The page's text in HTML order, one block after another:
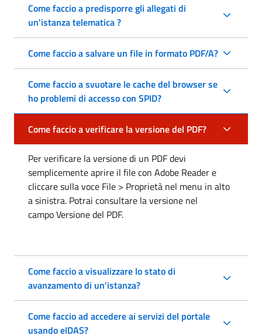
Come faccio a predisporre gli allegati di
un'istanza telematica ?
Come faccio a salvare un file in formato PDF/A?
Come faccio a svuotare le cache del browser se
ho problemi di accesso con SPID?
Come faccio a verificare la versione del PDF?
Per verificare la versione di un PDF devi
semplicemente aprire il file con Adobe Reader e
cliccare sulla voce File > Proprietà nel menu in alto
a sinistra. Potrai consultare la versione nel
campo Versione del PDF.
Come faccio a visualizzare lo stato di
avanzamento di un'istanza?
Come faccio ad accedere ai servizi del portale
usando eIDAS?